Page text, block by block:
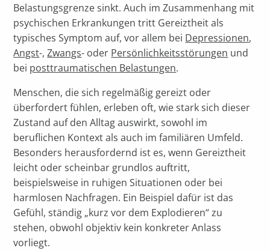
Belastungsgrenze sinkt. Auch im Zusammenhang mit
psychischen Erkrankungen tritt Gereiztheit als
typisches Symptom auf, vor allem bei Depressionen,
Angst-,Zwangs- oder Persönlichkeitsstörungen und
bei posttraumatischen Belastungen.
Menschen, die sich regelmäßig gereizt oder
überfordert fühlen, erleben oft, wie stark sich dieser
Zustand auf den Alltag auswirkt, sowohl im
beruflichen Kontext als auch im familiären Umfeld.
Besonders herausfordernd ist es, wenn Gereiztheit
leicht oder scheinbar grundlos auftritt,
beispielsweise in ruhigen Situationen oder bei
harmlosen Nachfragen. Ein Beispiel dafür ist das
Gefühl, ständig „kurz vor dem Explodieren“ zu
stehen, obwohl objektiv kein konkreter Anlass
vorliegt.